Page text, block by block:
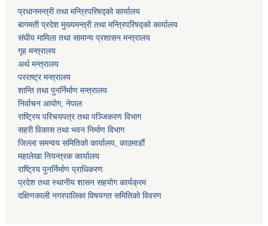
प्रधानमन्त्री तथा मन्त्रिपरिषद्को कार्यालय
बागमती प्रदेश मुख्यमन्त्री तथा मन्त्रिपरिषद्को कार्यालय
संघीय मामिला तथा सामान्य प्रशासन मन्त्रालय
गृह मन्त्रालय
अर्थ मन्त्रालय
परराष्ट्र मन्त्रालय
शान्ति तथा पुनर्निर्माण मन्त्रालय
निर्वाचन आयोग, नेपाल
राष्ट्रिय परिचयपत्र तथा पञ्जिकरण विभाग
सहरी विकास तथा भवन निर्माण विभाग
जिल्ला समन्वय समितिको कार्यालय, काठमाडौं
महालेखा नियन्त्रक कार्यालय
राष्ट्रिय पुनर्निर्माण प्राधिकरण
प्रदेश तथा स्थानीय शासन सहयोग कार्यक्रम
दक्षिणकाली नगरपालिका विषयगत समितिको विवरण